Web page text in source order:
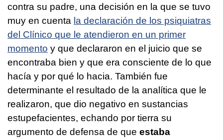
contra su padre, una decisión en la que se tuvo
muy en cuenta la declaración de los psiquiatras
del Clínico que le atendieron en un primer
momento y que declararon en el juicio que se
encontraba bien y que era consciente de lo que
hacía y por qué lo hacia. También fue
determinante el resultado de la analítica que le
realizaron, que dio negativo en sustancias
estupefacientes, echando por tierra su
argumento de defensa de que estaba